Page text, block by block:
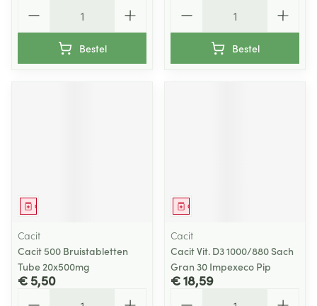
Bestel Bestel
Geneesmiddel
Cacit
Cacit 500 Bruistabletten
Tube 20x500mg
€ 5,50
Geneesmiddel
Cacit
Cacit Vit. D3 1000/880 Sach
Gran 30 Impexeco Pip
€ 18,59